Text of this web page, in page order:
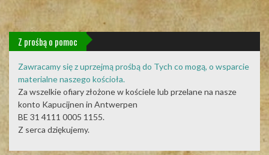
Z prośbą o pomoc
Zawracamy się z uprzejmą prośbą do Tych co mogą, o wsparcie
materialne naszego kościoła.
Za wszelkie ofiary złożone w kościele lub przelane na nasze
konto Kapucijnen in Antwerpen
BE 31 4111 0005 1155.
Z serca dziękujemy.